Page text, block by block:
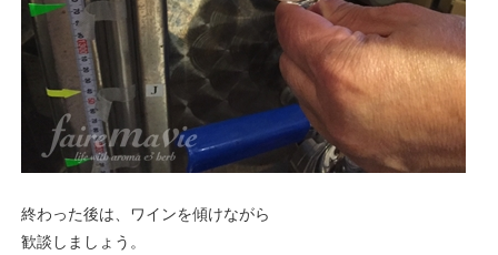
終わった後は、ワインを傾けながら
歓談しましょう。